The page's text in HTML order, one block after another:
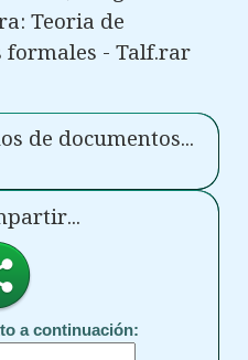
Teoria de
formales - Talf.rar
de documentos...
a continuación: